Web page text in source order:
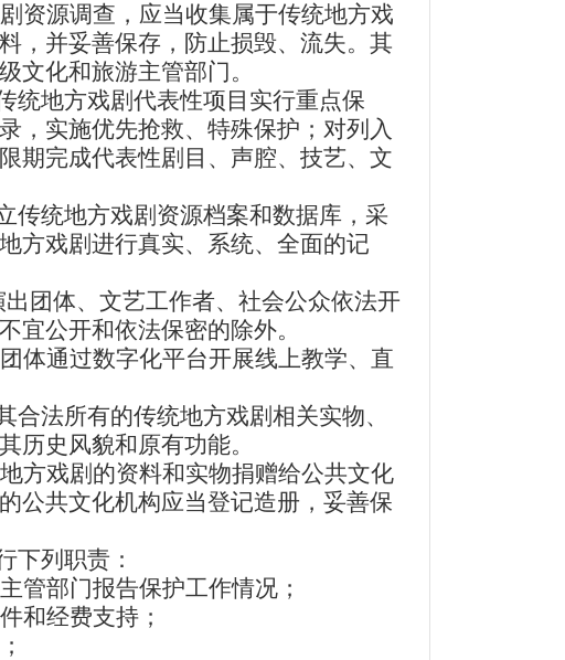
资源调查，应当收集属于传统地方戏
，并妥善保存，防止损毁、流失。其
文化和旅游主管部门。
统地方戏剧代表性项目实行重点保
，实施优先抢救、特殊保护；对列入
期完成代表性剧目、声腔、技艺、文
传统地方戏剧资源档案和数据库，采
方戏剧进行真实、系统、全面的记
团体、文艺工作者、社会公众依法开
宜公开和依法保密的除外。
体通过数字化平台开展线上教学、直
法所有的传统地方戏剧相关实物、
历史风貌和原有功能。
方戏剧的资料和实物捐赠给公共文化
公共文化机构应当登记造册，妥善保
下列职责：
管部门报告保护工作情况；
和经费支持；